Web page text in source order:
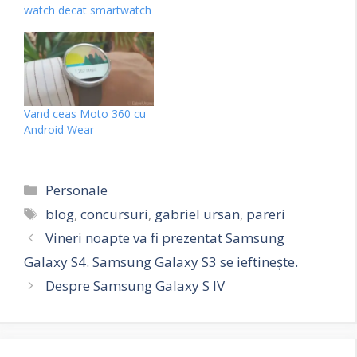
watch decat smartwatch
Vand ceas Moto 360 cu
Android Wear
Categorii
Personale
Etichete
blog,concursuri, gabriel ursan, pareri
Vineri noapte va fi prezentat Samsung
Galaxy S4. Samsung Galaxy S3 se ieftineşte.
Despre Samsung Galaxy S IV